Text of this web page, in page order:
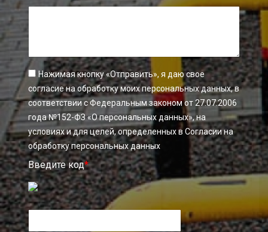
Нажимая кнопку «Отправить», я даю свое
согласие на обработку моих персональных данных, в
соответствии с Федеральным законом от 27.07.2006
года №152-ФЗ «О персональных данных», на
условиях и для целей, определенных в Согласии на
обработку персональных данных
Введите код*